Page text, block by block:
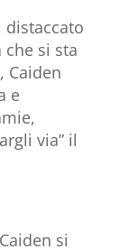
si sta
Caiden
e
via” il
si